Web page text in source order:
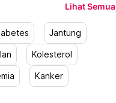
Lihat Semua
Jantung
Kolesterol
Kanker